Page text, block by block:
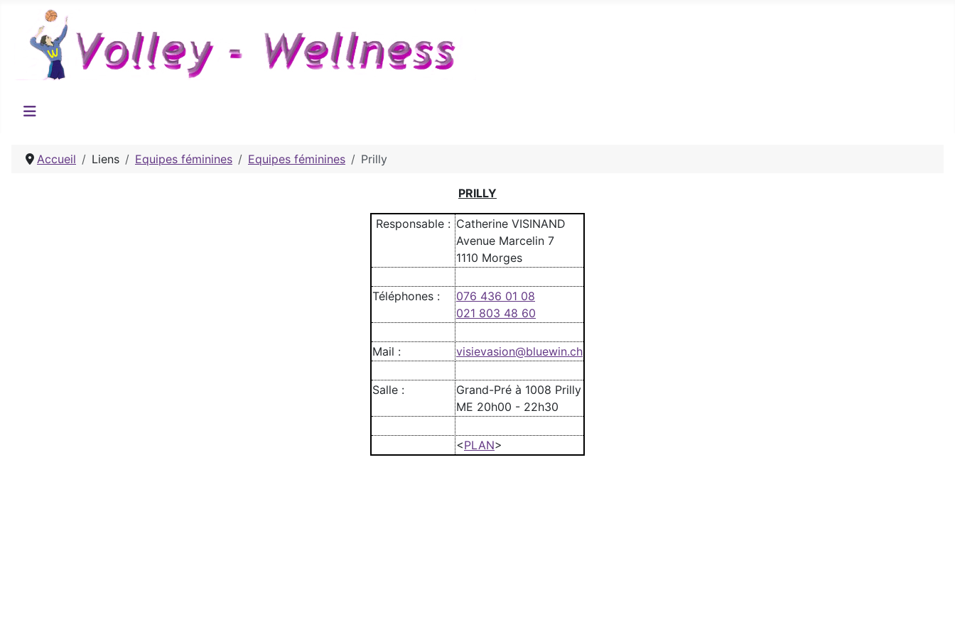
Accueil Liens Equipes féminines Equipes féminines Prilly
PRILLY
Responsable : Catherine VISINAND
Avenue Marcelin 7
1110 Morges
Téléphones :
076 436 01 08
021 803 48 60
Mail : visievasion@bluewin.ch
Salle :
Grand-Pré à 1008 Prilly
ME 20h00 - 22h30
<PLAN>